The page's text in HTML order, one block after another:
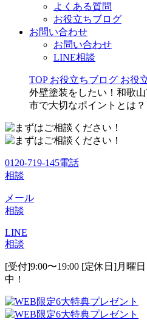
よくある質問
お役立ちブログ
お問い合わせ
お問い合わせ
LINE相談
TOP お役立ちブログ お役
外壁塗装をしたい！和歌
市で大切なポイントとは？
0120-719-145電話
相談
メール
相談
LINE
相談
[受付]9:00〜19:00 [定休日]月曜日
中！